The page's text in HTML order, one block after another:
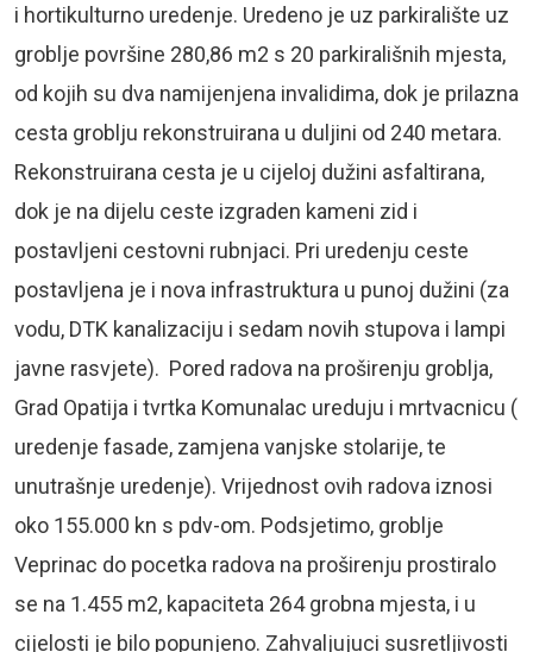
i hortikulturno uredenje. Uredeno je uz parkiralište uz
groblje površine 280,86 m2 s 20 parkirališnih mjesta,
od kojih su dva namijenjena invalidima, dok je prilazna
cesta groblju rekonstruirana u duljini od 240 metara.
Rekonstruirana cesta je u cijeloj dužini asfaltirana,
dok je na dijelu ceste izgraden kameni zid i
postavljeni cestovni rubnjaci. Pri uredenju ceste
postavljena je i nova infrastruktura u punoj dužini (za
vodu, DTK kanalizaciju i sedam novih stupova i lampi
javne rasvjete). Pored radova na proširenju groblja,
Grad Opatija i tvrtka Komunalac ureduju i mrtvacnicu (
uredenje fasade, zamjena vanjske stolarije, te
unutrašnje uredenje). Vrijednost ovih radova iznosi
oko 155.000 kn s pdv-om. Podsjetimo, groblje
Veprinac do pocetka radova na proširenju prostiralo
se na 1.455 m2, kapaciteta 264 grobna mjesta, i u
cijelosti je bilo popunjeno. Zahvaljujuci susretljivosti